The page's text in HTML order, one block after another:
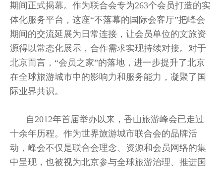
期间正式揭幕。作为联合会专为263个会员打造的实
体化服务平台，这座“不落幕的国际会客厅”把峰会
期间的交流延展为日常连接，让会员单位的文旅资
源得以常态化展示，合作需求实现持续对接。对于
北京而言，“会员之家”的落地，进一步提升了北京
在全球旅游城市中的影响力和服务能力，凝聚了国
际业界共识。
自2012年首届举办以来，香山旅游峰会已走过
十余年历程。作为世界旅游城市联合会的品牌活
动，峰会不仅是联合会理念、资源和会员网络的集
中呈现，也被视为北京参与全球旅游治理、推进国